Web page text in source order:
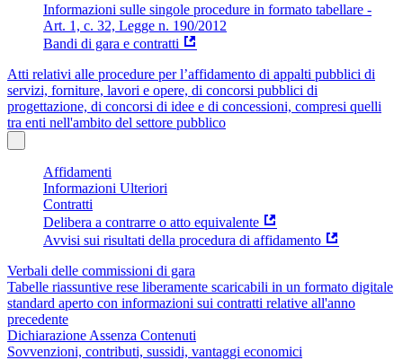
Informazioni sulle singole procedure in formato tabellare -
Art. 1, c. 32, Legge n. 190/2012
Bandi di gara e contratti
Atti relativi alle procedure per l’affidamento di appalti pubblici di
servizi, forniture, lavori e opere, di concorsi pubblici di
progettazione, di concorsi di idee e di concessioni, compresi quelli
tra enti nell'ambito del settore pubblico
Affidamenti
Informazioni Ulteriori
Contratti
Delibera a contrarre o atto equivalente
Avvisi sui risultati della procedura di affidamento
Verbali delle commissioni di gara
Tabelle riassuntive rese liberamente scaricabili in un formato digitale
standard aperto con informazioni sui contratti relative all'anno
precedente
Dichiarazione Assenza Contenuti
Sovvenzioni, contributi, sussidi, vantaggi economici